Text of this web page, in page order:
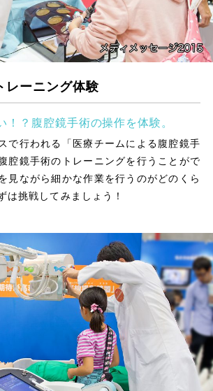
レーニング体験
！？腹腔鏡手術の操作を体験。
で行われる「医療チームによる腹腔鏡手
腔鏡手術のトレーニングを行うことがで
見ながら細かな作業を行うのがどのくら
は挑戦してみましょう！